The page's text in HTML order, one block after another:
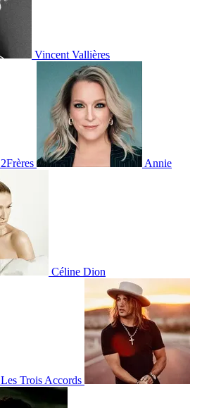
Vincent Vallières
2Frères Annie
Céline Dion
Les Trois Accords